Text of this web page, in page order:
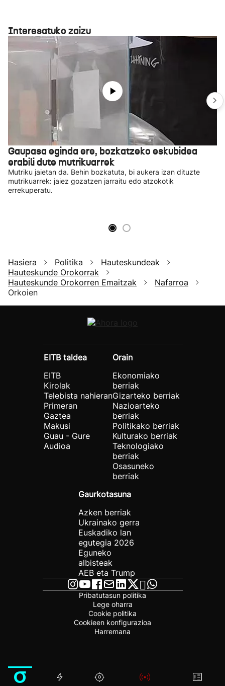
Interesatuko zaizu
Gaupasa eginda ere, bozkatzeko eskubidea
erabili dute mutrikuarrek
Mutriku jaietan da. Behin bozkatuta, bi aukera izan dituzte
mutrikuarrek: jaiez gozatzen jarraitu edo atzokotik
errekuperatu.
Hasiera Politika
Hauteskundeak
Hauteskunde Orokorrak
Hauteskunde Orokorren Emaitzak
Nafarroa
Orkoien
EITB taldea
EITB
Kirolak
Telebista nahieran
Primeran
Gaztea
Makusi
Guau - Gure
Audioa
Orain
Ekonomiako
berriak
Gizarteko berriak
Nazioarteko
berriak
Politikako berriak
Kulturako berriak
Teknologiako
berriak
Osasuneko
berriak
Gaurkotasuna
Azken berriak
Ukrainako gerra
Euskadiko lan
egutegia 2026
Eguneko
albisteak
AEB eta Trump
Pribatutasun politika
Lege oharra
Cookie politika
Cookieen konfigurazioa
Harremana